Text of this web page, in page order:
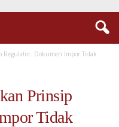
Regulator. Dokumen Impor Tidak
Prinsip
Tidak